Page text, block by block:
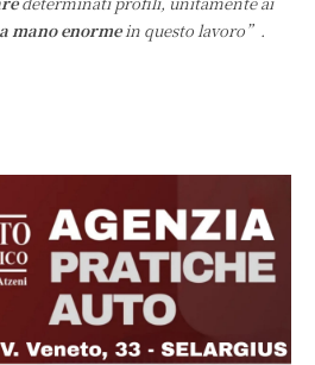
mano enorme in questo lavoro”.